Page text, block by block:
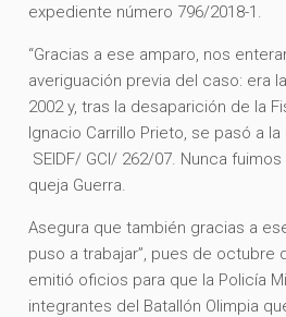
expediente número 796/2018-1.
“Gracias a ese amparo, nos
averiguación previa del caso: era
2002 y, tras la desaparición de la
Ignacio Carrillo Prieto, se pasó a
SEIDF/ GCI/ 262/07. Nunca
queja Guerra.
Asegura que también gracias a
puso a trabajar”, pues de octubre
emitió oficios para que la Policía
integrantes del Batallón Olimpia